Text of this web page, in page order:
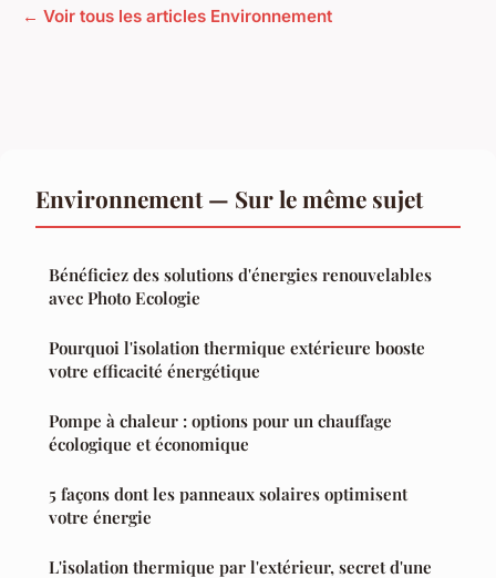
← Voir tous les articles Environnement
Environnement — Sur le même sujet
Bénéficiez des solutions d'énergies renouvelables
avec Photo Ecologie
Pourquoi l'isolation thermique extérieure booste
votre efficacité énergétique
Pompe à chaleur : options pour un chauffage
écologique et économique
5 façons dont les panneaux solaires optimisent
votre énergie
L'isolation thermique par l'extérieur, secret d'une